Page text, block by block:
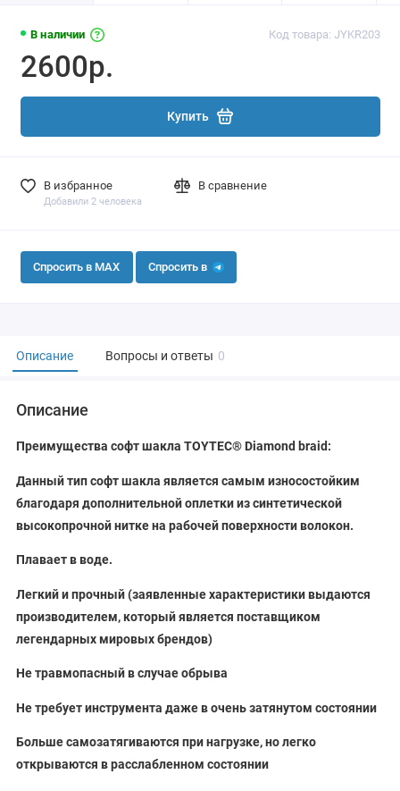
В наличии Код товара: JYKR203
2600р.
Купить
В избранное
Добавили 2 человека
В сравнение
Спросить в MAX Спросить в
Описание Вопросы и ответы 0
Описание
Преимущества софт шакла TOYTEC® Diamond braid:
Данный тип софт шакла является самым износостойким
благодаря дополнительной оплетки из синтетической
высокопрочной нитке на рабочей поверхности волокон.
Плавает в воде.
Легкий и прочный (заявленные характеристики выдаются
производителем, который является поставщиком
легендарных мировых брендов)
Не травмопасный в случае обрыва
Не требует инструмента даже в очень затянутом состоянии
Больше самозатягиваются при нагрузке, но легко
открываются в расслабленном состоянии